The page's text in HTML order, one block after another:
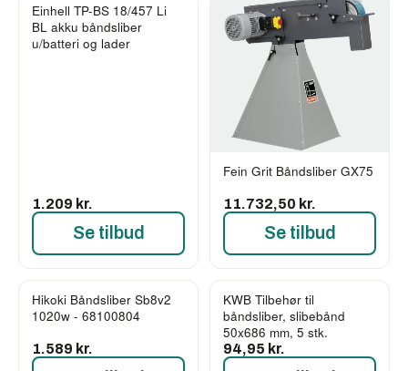
Einhell TP-BS 18/457 Li
BL akku båndsliber
u/batteri og lader
1.209 kr.
Se tilbud
Fein Grit Båndsliber GX75
11.732,50 kr.
Se tilbud
Hikoki Båndsliber Sb8v2
1020w - 68100804
1.589 kr.
KWB Tilbehør til
båndsliber, slibebånd
50x686 mm, 5 stk.
94,95 kr.